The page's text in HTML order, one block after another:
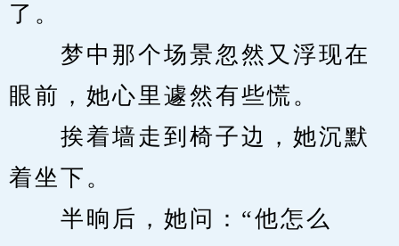
了。
梦中那个场景忽然又浮现在
眼前，她心里遽然有些慌。
挨着墙走到椅子边，她沉默
着坐下。
半晌后，她问：“他怎么